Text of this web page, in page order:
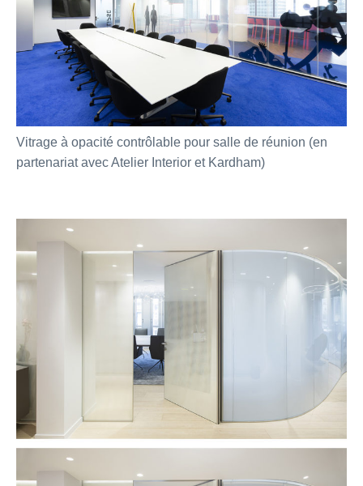
Vitrage à opacité contrôlable pour salle de réunion (en
partenariat avec Atelier Interior et Kardham)